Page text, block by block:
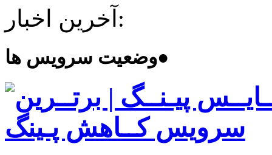
آخرین اخبار:
وضعیت سرویس ها●